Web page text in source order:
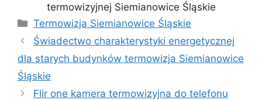
termowizyjnej Siemianowice Śląskie
Kategorie
Termowizja Siemianowice Śląskie
Świadectwo charakterystyki energetycznej
dla starych budynków termowizja Siemianowice
Śląskie
Flir one kamera termowizyjna do telefonu